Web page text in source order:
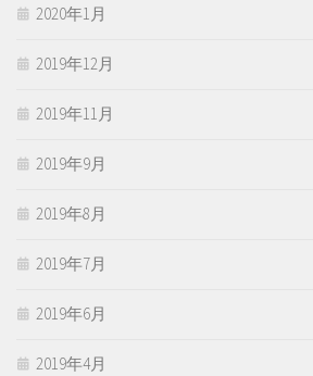
2020年1月
2019年12月
2019年11月
2019年9月
2019年8月
2019年7月
2019年6月
2019年4月